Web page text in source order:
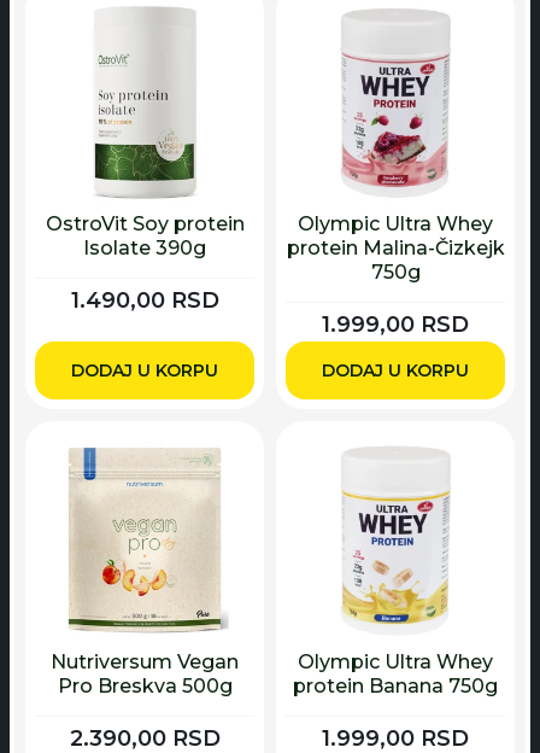
OstroVit Soy protein
Isolate 390g
1.490,00 RSD
DODAJ U KORPU
Olympic Ultra Whey
protein Malina-Čizkejk
750g
1.999,00 RSD
DODAJ U KORPU
Nutriversum Vegan
Pro Breskva 500g
2.390,00 RSD
Olympic Ultra Whey
protein Banana 750g
1.999,00 RSD